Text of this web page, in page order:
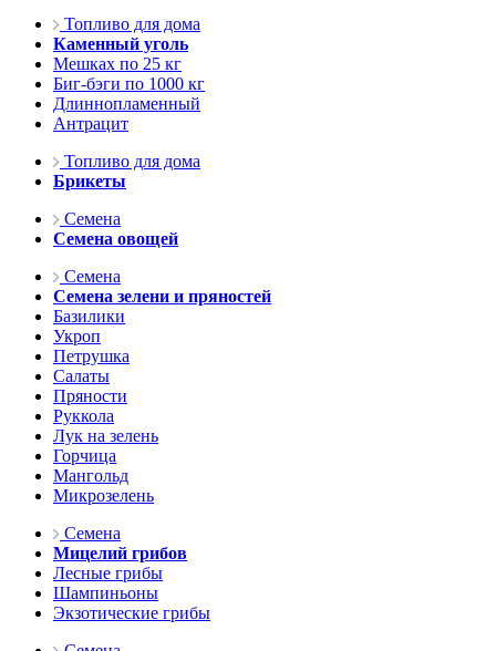
Топливо для дома
Каменный уголь
Мешках по 25 кг
Биг-бэги по 1000 кг
Длиннопламенный
Антрацит
Топливо для дома
Брикеты
Семена
Семена овощей
Семена
Семена зелени и пряностей
Базилики
Укроп
Петрушка
Салаты
Пряности
Руккола
Лук на зелень
Горчица
Мангольд
Микрозелень
Семена
Мицелий грибов
Лесные грибы
Шампиньоны
Экзотические грибы